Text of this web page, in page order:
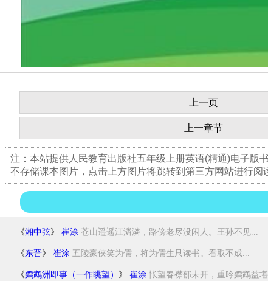
上一页
上一章节
注：本站提供人民教育出版社五年级上册英语(精通)电子版
不存储课本图片，点击上方图片将跳转到第三方网站进行阅
《湘中弦》 崔涂 苍山遥遥江潾潾，路傍老尽没闲人。王孙不见...
《东晋》 崔涂 五陵豪侠笑为儒，将为儒生只读书。看取不成...
《鹦鹉洲即事（一作眺望） 》 崔涂 怅望春襟郁未开，重吟鹦鹉益